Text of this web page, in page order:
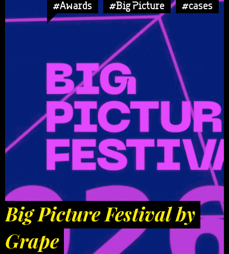
#Awards #Big Picture #cases
Big Picture Festival by
Grape